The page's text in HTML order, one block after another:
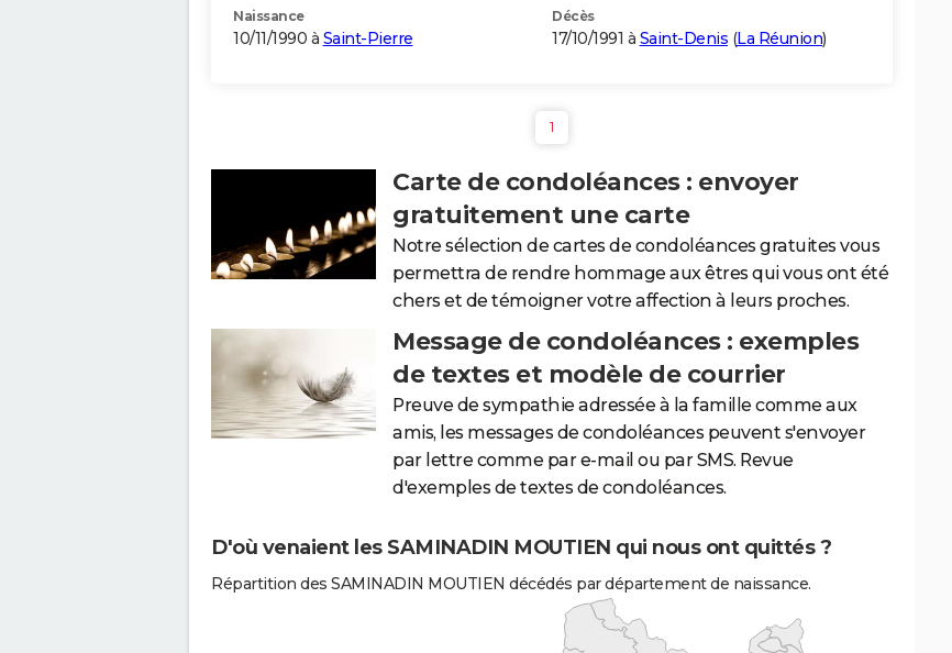
Naissance
10/11/1990 à Saint-Pierre
Décès
17/10/1991 à Saint-Denis (La Réunion)
1
Carte de condoléances : envoyer
gratuitement une carte
Notre sélection de cartes de condoléances gratuites vous
permettra de rendre hommage aux êtres qui vous ont été
chers et de témoigner votre affection à leurs proches.
Message de condoléances : exemples
de textes et modèle de courrier
Preuve de sympathie adressée à la famille comme aux
amis, les messages de condoléances peuvent s'envoyer
par lettre comme par e-mail ou par SMS. Revue
d'exemples de textes de condoléances.
D'où venaient les SAMINADIN MOUTIEN qui nous ont quittés ?
Répartition des SAMINADIN MOUTIEN décédés par département de naissance.